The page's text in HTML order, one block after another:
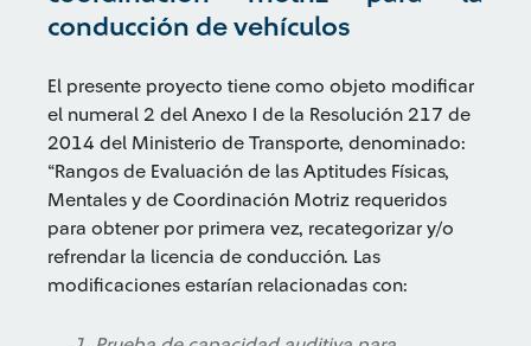
conducción de vehículos
El presente proyecto tiene como objeto modificar
el numeral 2 del Anexo I de la Resolución 217 de
2014 del Ministerio de Transporte, denominado:
“Rangos de Evaluación de las Aptitudes Físicas,
Mentales y de Coordinación Motriz requeridos
para obtener por primera vez, recategorizar y/o
refrendar la licencia de conducción. Las
modificaciones estarían relacionadas con: